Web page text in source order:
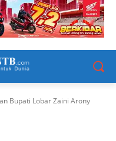
Bupati Lobar Zaini Arony